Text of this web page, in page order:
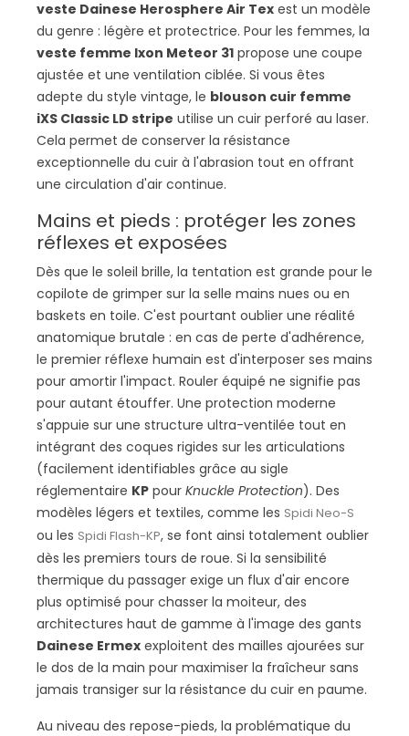
veste Dainese Herosphere Air Tex est un modèle
du genre : légère et protectrice. Pour les femmes, la
veste femme Ixon Meteor 31 propose une coupe
ajustée et une ventilation ciblée. Si vous êtes
adepte du style vintage, le blouson cuir femme
iXS Classic LD stripe utilise un cuir perforé au laser.
Cela permet de conserver la résistance
exceptionnelle du cuir à l'abrasion tout en offrant
une circulation d'air continue.
Mains et pieds : protéger les zones
réflexes et exposées
Dès que le soleil brille, la tentation est grande pour le
copilote de grimper sur la selle mains nues ou en
baskets en toile. C'est pourtant oublier une réalité
anatomique brutale : en cas de perte d'adhérence,
le premier réflexe humain est d'interposer ses mains
pour amortir l'impact. Rouler équipé ne signifie pas
pour autant étouffer. Une protection moderne
s'appuie sur une structure ultra-ventilée tout en
intégrant des coques rigides sur les articulations
(facilement identifiables grâce au sigle
réglementaire KP pour Knuckle Protection). Des
modèles légers et textiles, comme les Spidi Neo-S
ou les Spidi Flash-KP, se font ainsi totalement oublier
dès les premiers tours de roue. Si la sensibilité
thermique du passager exige un flux d'air encore
plus optimisé pour chasser la moiteur, des
architectures haut de gamme à l'image des gants
Dainese Ermex exploitent des mailles ajourées sur
le dos de la main pour maximiser la fraîcheur sans
jamais transiger sur la résistance du cuir en paume.
Au niveau des repose-pieds, la problématique du